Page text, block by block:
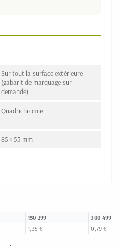
Sur tout la surface extérieure
(gabarit de marquage sur
demande)
Quadrichromie
85 × 55 mm
150-299 300-499
1,35 € 0,79 €